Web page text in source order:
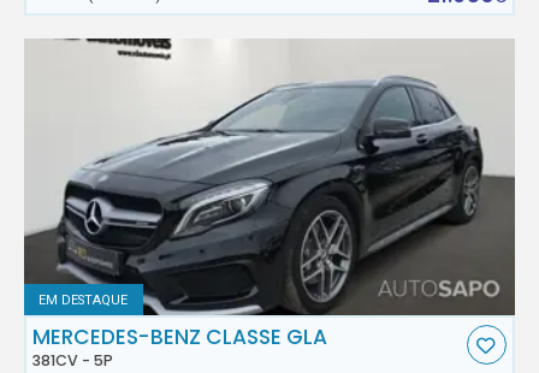
EM DESTAQUE
MERCEDES-BENZ CLASSE GLA
381CV - 5P